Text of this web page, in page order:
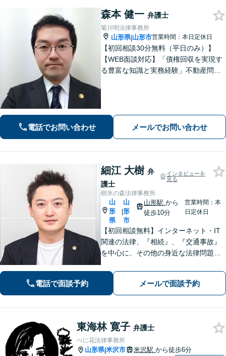
森本 健一 弁護士
菊川明法律事務所
山形県|山形市営業時間：本日定休日
【初回相談30分無料（平日のみ）】
【WEB面談対応】「債権回収を実現す
る豊富な知識と実務経験」不動産問
【休日・夜間相談可】
電話でお問い合わせ メールでお問い合わせ
細江 大樹 弁
護士
インタビューを
見る
樹氷の森法律事務所
山
形
県
|
山
形
市
山形駅 から
徒歩10分
営業時間：本
日定休日
【初回相談無料】インターネット・IT
関連の法律、『相続』、『交通事故』
を中心に、その他の身近な法律問題も
ず、まずはお気軽にご相談ください
【オンライン相談可能】【完全個室】
【駐車場あり】【山形駅11分】
電話で面談予約 メールで面談予約
東海林 寛子 弁護士
べに花法律事務所
山形県|米沢市 米沢駅 から徒歩6分